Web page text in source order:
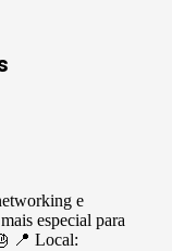
e
especial para
📍 Local: